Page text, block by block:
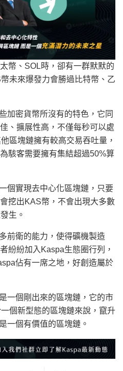
幣、SOL時，卻有一群默默的
未來爆發力會勝過比特幣、乙
密貨幣所沒有的特色，它同
、擴展性高，不僅每秒可以處
區塊鏈擁有較高交易吞吐量，
駭客需要擁有集結超過50%算
實現去中心化區塊鏈，只要
挖出KAS幣，不會出現大多數
生。
衛的能力，使得礦機製造
紛紛加入Kaspa生態圈行列，
佔有一席之地，好創造屬於
個剛出來的區塊鏈，它的市
個新型態的區塊鏈來說，竄升
一個有價值的區塊鏈。